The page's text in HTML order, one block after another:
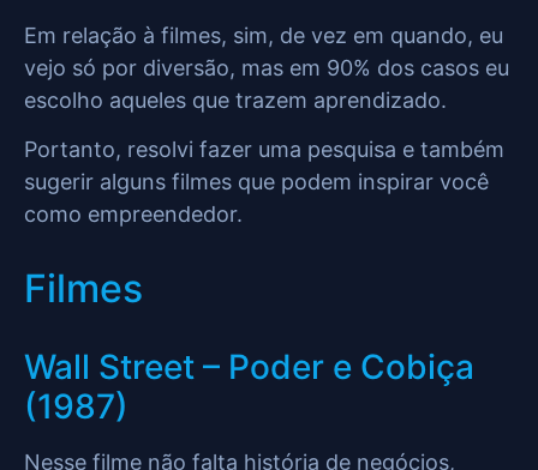
Em relação à filmes, sim, de vez em quando, eu
vejo só por diversão, mas em 90% dos casos eu
escolho aqueles que trazem aprendizado.
Portanto, resolvi fazer uma pesquisa e também
sugerir alguns filmes que podem inspirar você
como empreendedor.
Filmes
Wall Street – Poder e Cobiça
(1987)
Nesse filme não falta história de negócios,